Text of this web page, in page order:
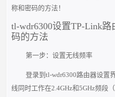
称和密码的方法！
tl-wdr6300设置TP-Link
码的方法
第一步：设置无线频率
登录到tl-wdr6300路由器设置
线同时工作在2.4GHz和5GHz频段